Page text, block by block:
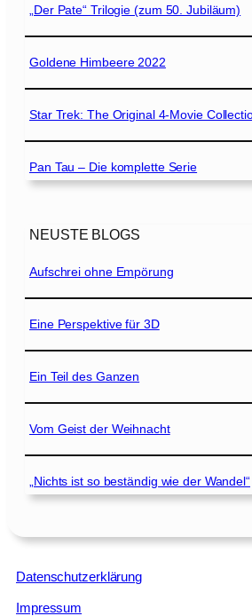
„Der Pate“ Trilogie (zum 50. Jubiläum)
Goldene Himbeere 2022
Star Trek: The Original 4-Movie
Pan Tau – Die komplette Serie
NEUSTE BLOGS
Aufschrei ohne Empörung
Eine Perspektive für 3D
Ein Teil des Ganzen
Vom Geist der Weihnacht
„Nichts ist so beständig wie der Wandel“
Datenschutzerklärung
Impressum